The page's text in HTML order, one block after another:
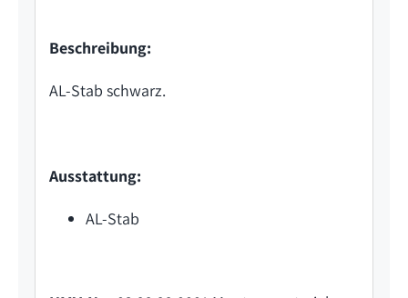
Beschreibung:
AL-Stab schwarz.
Ausstattung:
AL-Stab